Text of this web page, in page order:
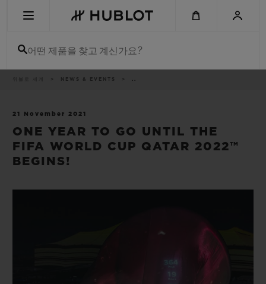
어떤 제품을 찾고 계신가요?
NEWS & EVENTS ..
21 November 2021
ONE YEAR TO GO UNTIL THE
FIFA WORLD CUP QATAR 2022™
BEGINS!
신제품